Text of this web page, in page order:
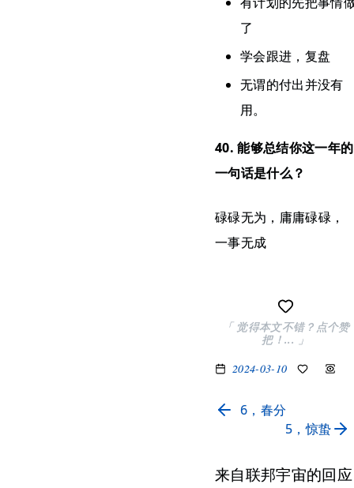
了
学会跟进，复盘
无谓的付出并没有
用。
40. 能够总结你这一年的
一句话是什么？
碌碌无为，庸庸碌碌，
一事无成
「 觉得本文不错？点个赞
把！... 」
2024-03-10
6，春分
5，惊蛰
来自联邦宇宙的回应